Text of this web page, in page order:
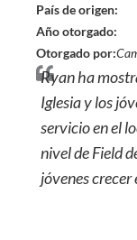
País de origen:
Año otorgado:
Otorgado por:
Ryan ha
Iglesia y los
servicio en el
nivel de Field
jóvenes crecer